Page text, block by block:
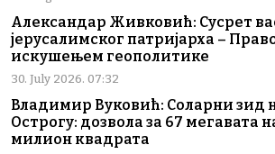
Александар Живковић: Сусрет
јерусалимског патријарха –
искушењем геополитике
30. July 2026. 07:32
Владимир Вуковић: Соларни зид
Острогу: дозвола за 67 мегавата
милион квадрата